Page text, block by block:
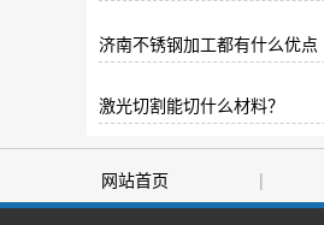
济南​不锈钢加工都有什么优点
​激光切割能切什么材料？
网站首页 |